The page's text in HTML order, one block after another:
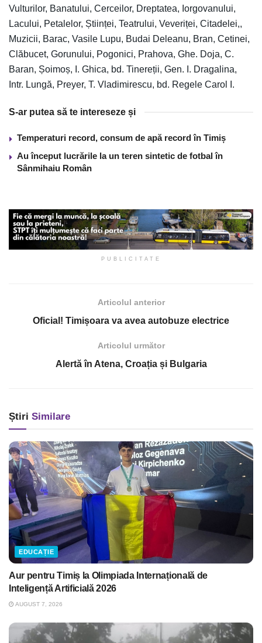
Vulturilor, Banatului, Cerceilor, Dreptatea, Iorgovanului,
Lacului, Petalelor, Științei, Teatrului, Veveriței, Citadelei,,
Muzicii, Barac, Vasile Lupu, Budai Deleanu, Bran, Cetinei,
Clăbucet, Gorunului, Pogonici, Prahova, Ghe. Doja, C.
Baran, Șoimoș, I. Ghica, bd. Tinereții, Gen. I. Dragalina,
Intr. Lungă, Preyer, T. Vladimirescu, bd. Regele Carol I.
S-ar putea să te intereseze și
Temperaturi record, consum de apă record în Timiș
Au început lucrările la un teren sintetic de fotbal în
Sânmihaiu Român
PUBLICITATE
Articolul anterior
Oficial! Timișoara va avea autobuze electrice
Articolul următor
Alertă în Atena, Croația și Bulgaria
Știri Similare
EDUCAȚIE
Aur pentru Timiș la Olimpiada Internațională de
Inteligență Artificială 2026
AUGUST 7, 2026